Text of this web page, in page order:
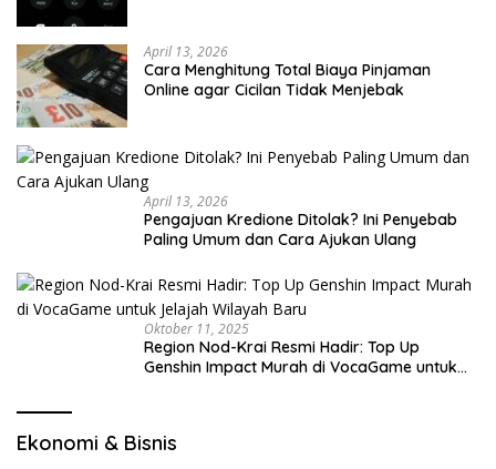
April 13, 2026
Cara Menghitung Total Biaya Pinjaman
Online agar Cicilan Tidak Menjebak
April 13, 2026
Pengajuan Kredione Ditolak? Ini Penyebab
Paling Umum dan Cara Ajukan Ulang
Oktober 11, 2025
Region Nod-Krai Resmi Hadir: Top Up
Genshin Impact Murah di VocaGame untuk
Ekonomi & Bisnis